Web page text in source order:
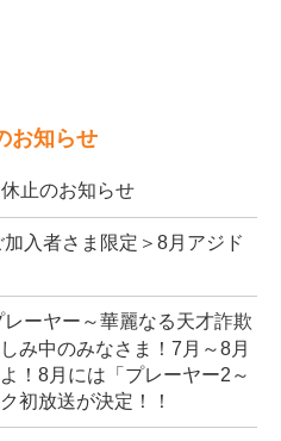
お知らせ
止のお知らせ
加入者さま限定＞8月アジド
ーヤー～華麗なる天才詐欺
み中のみなさま！7月～8月
！8月には「プレーヤー2～
初放送が決定！！